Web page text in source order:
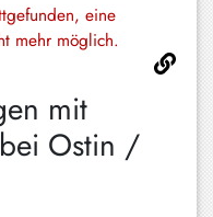
eine
mehr möglich.
mit
Ostin /